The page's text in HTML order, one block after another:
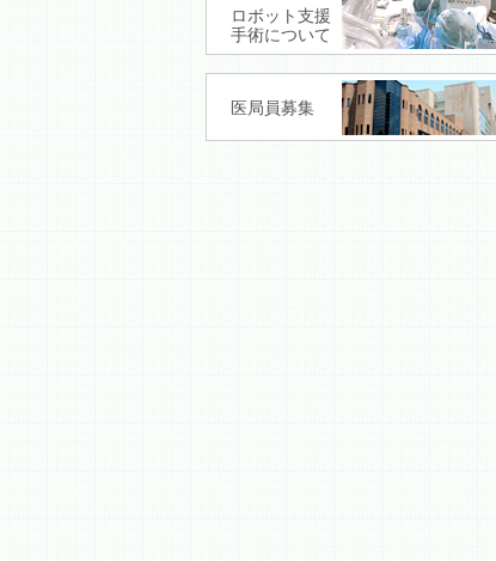
ロボット支援
手術について
医局員募集